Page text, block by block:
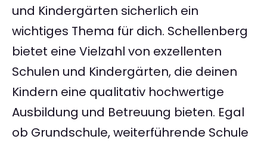
und Kindergärten sicherlich ein
wichtiges Thema für dich. Schellenberg
bietet eine Vielzahl von exzellenten
Schulen und Kindergärten, die deinen
Kindern eine qualitativ hochwertige
Ausbildung und Betreuung bieten. Egal
ob Grundschule, weiterführende Schule